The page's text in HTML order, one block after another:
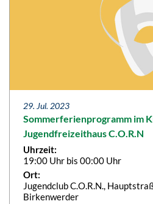
29. Jul. 2023
Sommerferienprogramm im
Jugendfreizeithaus C.O.R.N
Uhrzeit:
19:00 Uhr bis 00:00 Uhr
Ort:
Jugendclub C.O.R.N.,
Birkenwerder